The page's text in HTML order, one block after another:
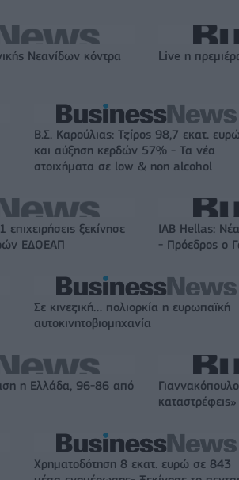
Νεανίδων κόντρα
Live η
Β.Σ. Καρούλιας: Τζίρος 98,7 εκατ.
και αύξηση κερδών 57% - Τα νέα
στοιχήματα σε low & non alcohol
ξεκίνησε
ΕΔΟΕΑΠ
IAB Hellas:
- Πρόεδρος ο
Σε κινεζική… πολιορκία η ευρωπαϊκή
αυτοκινητοβιομηχανία
η Ελλάδα, 96-86 από
Χρηματοδότηση 8 εκατ. ευρώ σε 843